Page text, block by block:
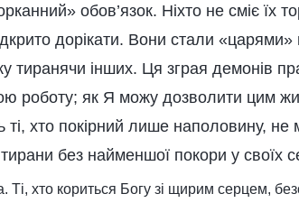
обов’язок. Ніхто не сміє їх
дорікати. Вони стали
тиранячи інших. Ця зграя демонів
роботу; як Я можу дозволити цим
ті, хто покірний лише наполовину, не
без найменшої покори у своїх
хто кориться Богу зі щирим серцем,